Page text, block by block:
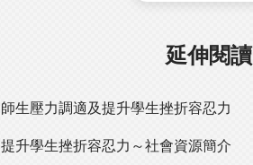
延伸閱讀
師生壓力調適及提升學生挫折容忍力
提升學生挫折容忍力～社會資源簡介